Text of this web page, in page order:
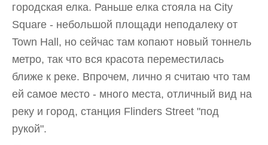
городская елка. Раньше елка стояла на City
Square - небольшой площади неподалеку от
Town Hall, но сейчас там копают новый тоннель
метро, так что вся красота переместилась
ближе к реке. Впрочем, лично я считаю что там
ей самое место - много места, отличный вид на
реку и город, станция Flinders Street "под
рукой".